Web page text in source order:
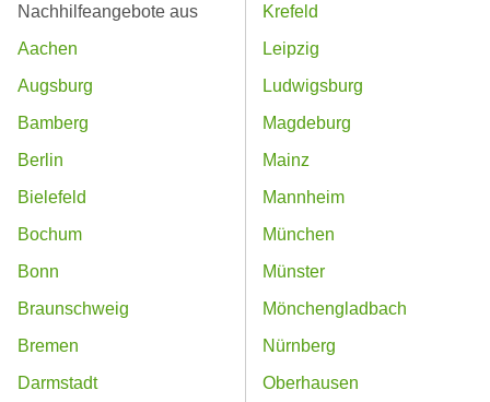
Nachhilfeangebote aus
Aachen
Augsburg
Bamberg
Berlin
Bielefeld
Bochum
Bonn
Braunschweig
Bremen
Darmstadt
Krefeld
Leipzig
Ludwigsburg
Magdeburg
Mainz
Mannheim
München
Münster
Mönchengladbach
Nürnberg
Oberhausen